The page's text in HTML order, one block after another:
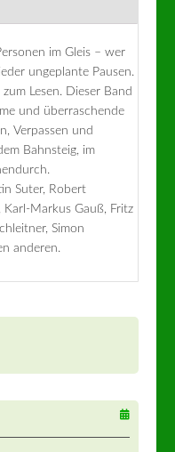
im Gleis – wer
ungeplante Pausen.
Lesen. Dieser Band
und überraschende
Verpassen und
Bahnsteig, im
Suter, Robert
Karl-Markus Gauß, Fritz
Simon
anderen.